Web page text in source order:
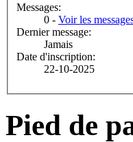
Messages:
0 - Voir les
Dernier message:
Jamais
Date d'inscription:
22-10-2025
Pied de